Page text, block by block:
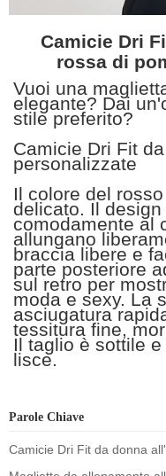
Camicie Dri
rossa di
Vuoi una
elegante? Dai
stile preferito?
Camicie Dri Fit
personalizzate
Il colore del
delicato. Il
comodamente al
allungano
braccia libere e
parte posteriore
sul retro per
moda e sexy. La
asciugatura
tessitura fine,
Il taglio è sottile
lisce.
Parole Chiave
Camicie Dri Fit da donna